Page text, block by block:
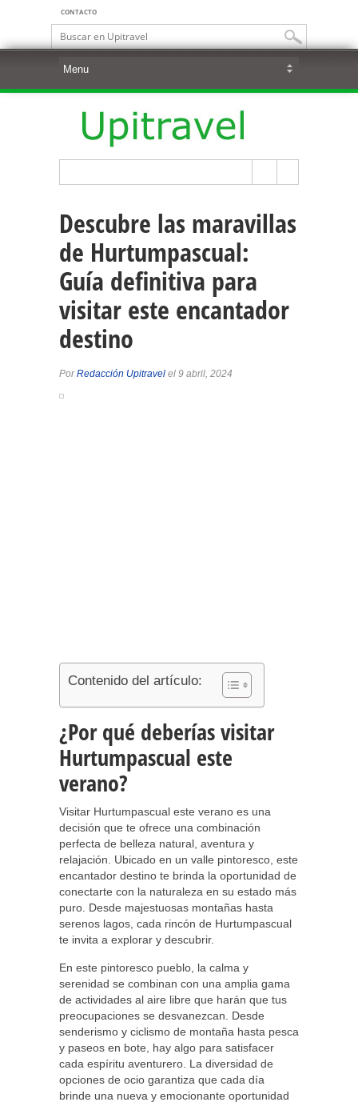
CONTACTO
Descubre las maravillas
de Hurtumpascual:
Guía definitiva para
visitar este encantador
destino
PorRedacción Upitravel el 9 abril, 2024
Contenido del artículo:
¿Por qué deberías visitar
Hurtumpascual este
verano?
Visitar Hurtumpascual este verano es una
decisión que te ofrece una combinación
perfecta de belleza natural, aventura y
relajación. Ubicado en un valle pintoresco, este
encantador destino te brinda la oportunidad de
conectarte con la naturaleza en su estado más
puro. Desde majestuosas montañas hasta
serenos lagos, cada rincón de Hurtumpascual
te invita a explorar y descubrir.
En este pintoresco pueblo, la calma y
serenidad se combinan con una amplia gama
de actividades al aire libre que harán que tus
preocupaciones se desvanezcan. Desde
senderismo y ciclismo de montaña hasta pesca
y paseos en bote, hay algo para satisfacer
cada espíritu aventurero. La diversidad de
opciones de ocio garantiza que cada día
brinde una nueva y emocionante oportunidad